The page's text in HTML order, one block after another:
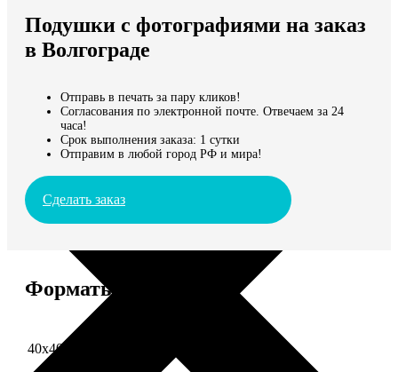
Мы доставляем по всему миру
Продолжить без города
Подушки с фотографиями на заказ
в Волгограде
Отправь в печать за пару кликов!
Согласования по электронной почте. Отвечаем за 24
часа!
Срок выполнения заказа: 1 сутки
Отправим в любой город РФ и мира!
Сделать заказ
Форматы и цены
40х40 односторонняя печать